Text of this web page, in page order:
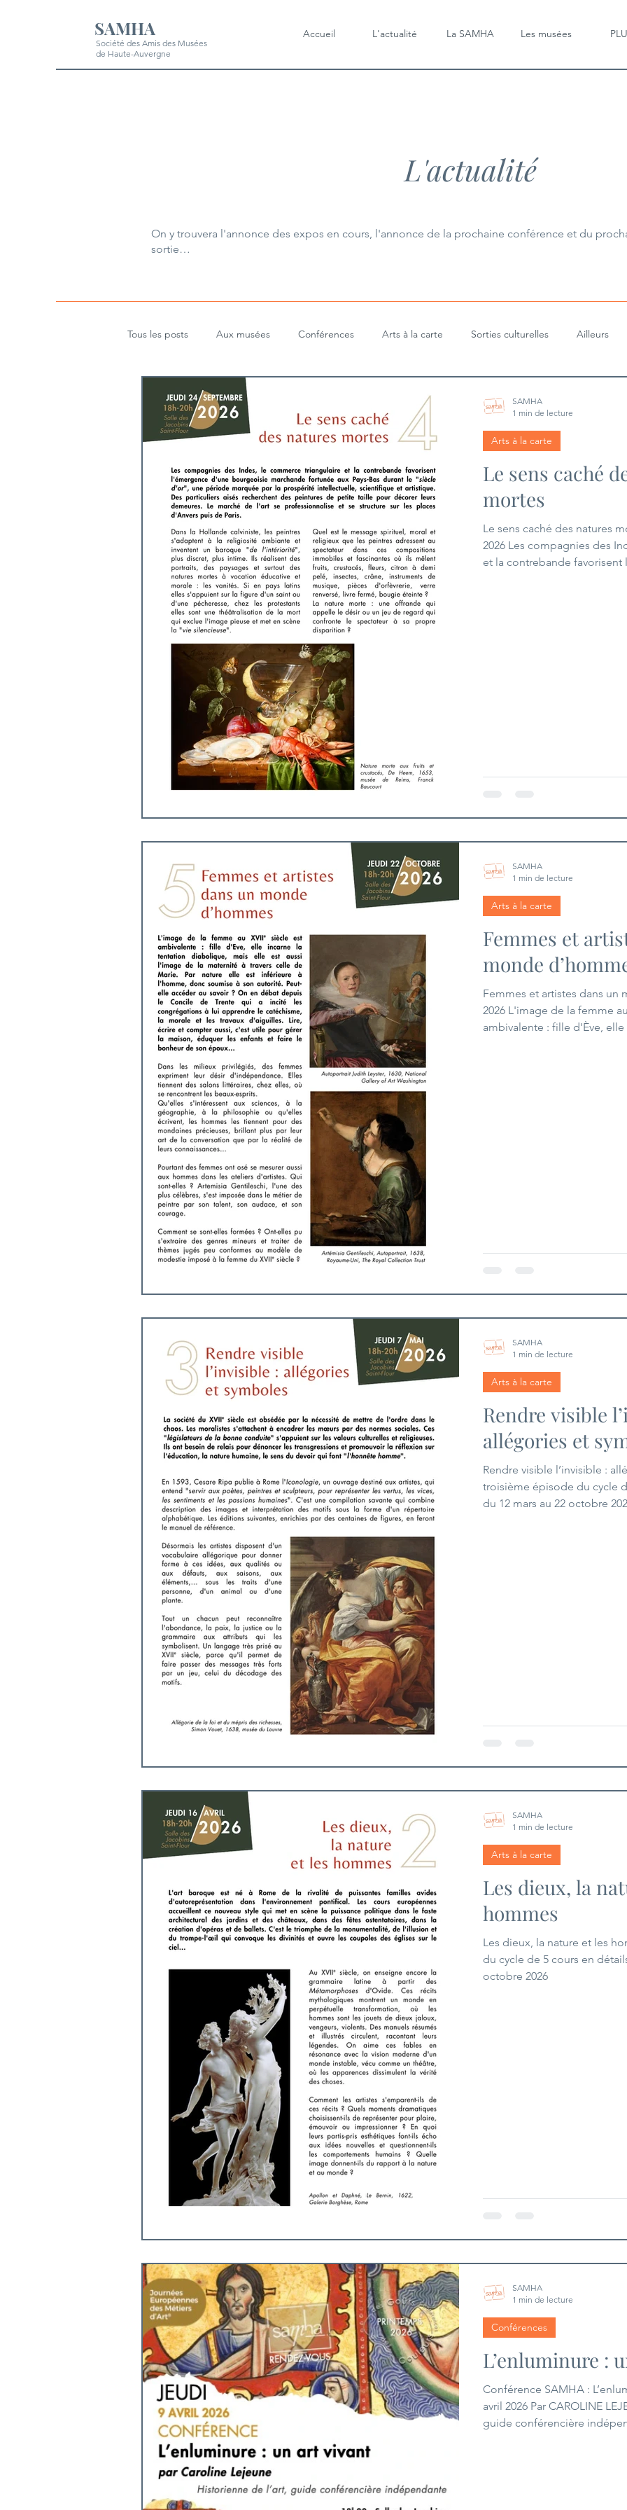
SAMHA
Société des Amis des Musées
de Haute-Auvergne
Accueil L'actualité La SAMHA Les musées
L'actualité
On y trouvera l'annonce des expos en cours, l'annonce de la prochaine conférence et du
sortie…
Tous les posts Aux musées Conférences Arts à la carte Sorties culturelles Ailleurs
Le sens caché
mortes
Le sens caché des natures
2026 Les compagnies des
et la contrebande favorisent l'émergence d'une
Arts à la carte
SAMHA
1 min de lecture
Femmes et
monde
Femmes et artistes dans un
2026 L'image de la femme
ambivalente : fille d'Ève,
Arts à la carte
SAMHA
1 min de lecture
Rendre visible
allégories et
Rendre visible l’invisible :
troisième épisode du cycle
du 12 mars au 22 octobre
Arts à la carte
SAMHA
1 min de lecture
Les dieux, la
hommes
Les dieux, la nature et les
du cycle de 5 cours en
octobre 2026
Arts à la carte
SAMHA
1 min de lecture
L’enluminure :
Conférence SAMHA :
avril 2026 Par CAROLINE
guide conférencière
Conférences
SAMHA
1 min de lecture